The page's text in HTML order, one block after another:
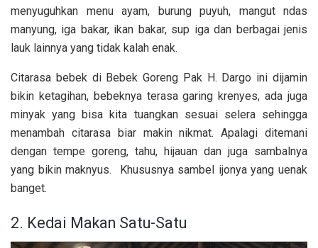
menyuguhkan menu ayam, burung puyuh, mangut ndas
manyung, iga bakar, ikan bakar, sup iga dan berbagai jenis
lauk lainnya yang tidak kalah enak.
Citarasa bebek di Bebek Goreng Pak H. Dargo ini dijamin
bikin ketagihan, bebeknya terasa garing krenyes, ada juga
minyak yang bisa kita tuangkan sesuai selera sehingga
menambah citarasa biar makin nikmat. Apalagi ditemani
dengan tempe goreng, tahu, hijauan dan juga sambalnya
yang bikin maknyus. Khususnya sambel ijonya yang uenak
banget.
2. Kedai Makan Satu-Satu